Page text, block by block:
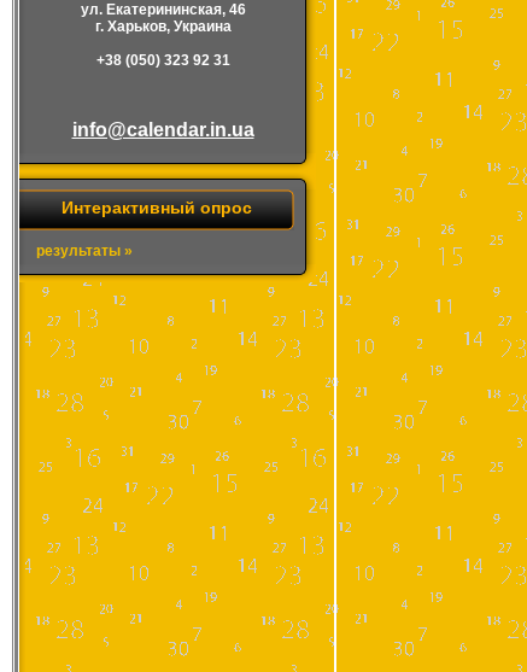
ул. Екатерининская, 46
г. Харьков, Украина
+38 (050) 323 92 31
info@calendar.in.ua
Интерактивный опрос
результаты »